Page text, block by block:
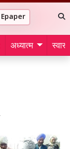
Epaper
अध्यात्म